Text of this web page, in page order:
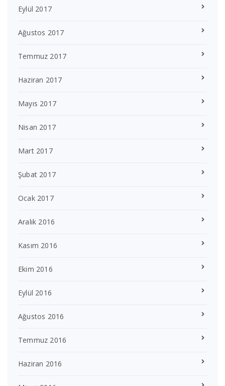
Eylül 2017
Ağustos 2017
Temmuz 2017
Haziran 2017
Mayıs 2017
Nisan 2017
Mart 2017
Şubat 2017
Ocak 2017
Aralık 2016
Kasım 2016
Ekim 2016
Eylül 2016
Ağustos 2016
Temmuz 2016
Haziran 2016